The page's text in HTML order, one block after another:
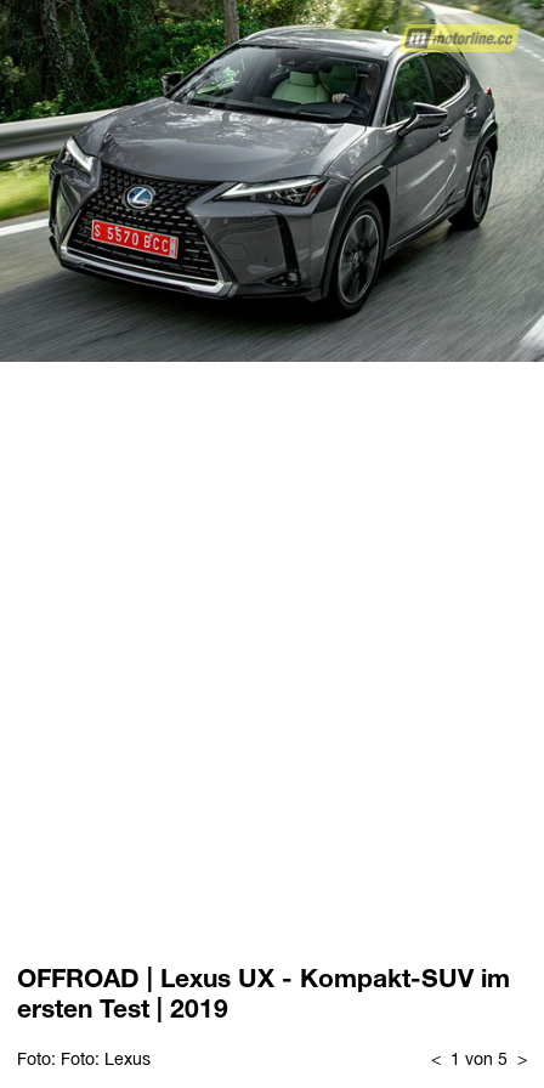
OFFROAD | Lexus UX - Kompakt-SUV im
ersten Test | 2019
Foto: Foto: Lexus < 1 von 5 >